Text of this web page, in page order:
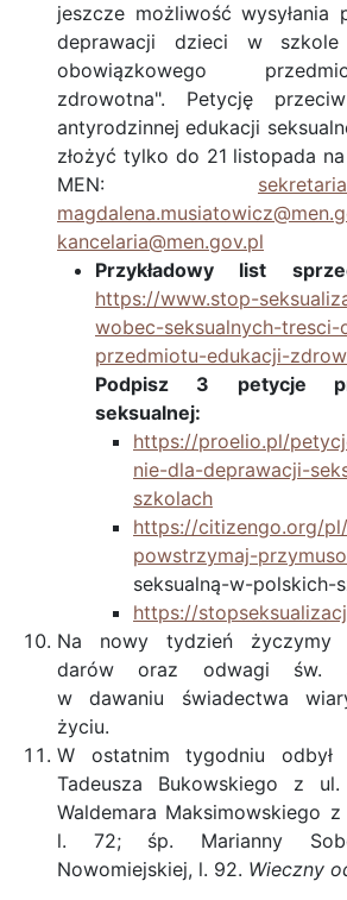
jeszcze możliwość wysyłania
deprawacji dzieci w
obowiązkowego
zdrowotna". Petycję
antyrodzinnej edukacji
złożyć tylko do 21 listopada
MEN:
kancelaria@men.gov.pl
Przykładowy list
https://www.stop-
wobec-seksualnych-
przedmiotu-edukacji-
Podpisz 3 petycje
seksualnej:
https://proelio.pl/
nie-dla-deprawacji-
szkolach
https://citizengo.org/
powstrzymaj-
seksualną-w-polskich-
https://
Na nowy tydzień życzymy
darów oraz odwagi św.
w dawaniu świadectwa
życiu.
W ostatnim tygodniu
Tadeusza Bukowskiego z
Waldemara Maksimowskiego
l. 72; śp. Marianny
Nowomiejskiej, l. 92. Wieczny